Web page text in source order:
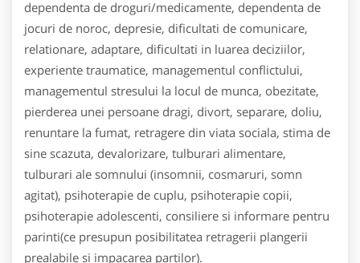
dependenta de droguri/medicamente, dependenta de
jocuri de noroc, depresie, dificultati de comunicare,
relationare, adaptare, dificultati in luarea deciziilor,
experiente traumatice, managementul conflictului,
managementul stresului la locul de munca, obezitate,
pierderea unei persoane dragi, divort, separare, doliu,
renuntare la fumat, retragere din viata sociala, stima de
sine scazuta, devalorizare, tulburari alimentare,
tulburari ale somnului (insomnii, cosmaruri, somn
agitat), psihoterapie de cuplu, psihoterapie copii,
psihoterapie adolescenti, consiliere si informare pentru
parinti(ce presupun posibilitatea retragerii plangerii
prealabile si impacarea partilor).